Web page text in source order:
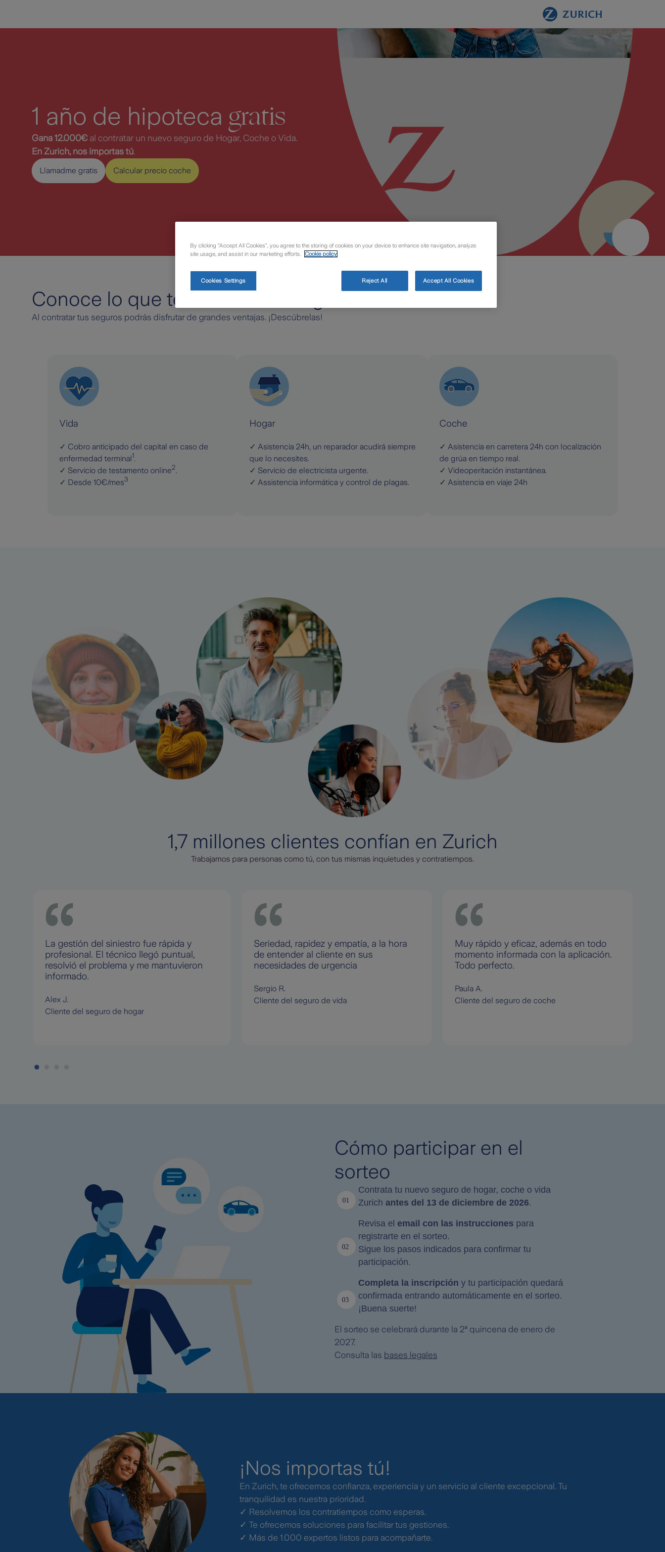
1 año de hipoteca gratis
Gana 12.000€ al contratar un nuevo seguro de Hogar, Coche o Vida.
En Zurich, nos importas tú.
Llamadme gratis Calcular precio coche
Conoce lo que te ofrecen los seguros Zurich
Al contratar tus seguros podrás disfrutar de grandes ventajas. ¡Descúbrelas!
Vida
✓ Cobro anticipado del capital en caso de
enfermedad terminal1.
✓ Servicio de testamento online2.
✓ Desde 10€/mes3
Hogar
✓ Asistencia 24h, un reparador acudirá siempre
que lo necesites.
✓ Servicio de electricista urgente.
✓ Assistencia informática y control de plagas.
Coche
✓ Asistencia en carretera 24h con localización
de grúa en tiempo real.
✓ Videoperitación instantánea.
✓ Asistencia en viaje 24h
1,7 millones clientes confían en Zurich
Trabajamos para personas como tú, con tus mismas inquietudes y contratiempos.
La gestión del siniestro fue rápida y
profesional. El técnico llegó puntual,
resolvió el problema y me mantuvieron
informado.
Alex J.
Cliente del seguro de hogar
Seriedad, rapidez y empatía, a la hora
de entender al cliente en sus
necesidades de urgencia
Sergio R.
Cliente del seguro de vida
Muy rápido y eficaz, además en todo
momento informada con la aplicación.
Todo perfecto.
Paula A.
Cliente del seguro de coche
Cómo participar en el
sorteo
Contrata tu nuevo seguro de hogar, coche o vida
Zurich antes del 13 de diciembre de 2026.
Revisa el email con las instrucciones para
registrarte en el sorteo.
Sigue los pasos indicados para confirmar tu
participación.
Completa la inscripción y tu participación quedará
confirmada entrando automáticamente en el sorteo.
¡Buena suerte!
El sorteo se celebrará durante la 2ª quincena de enero de
2027.
Consulta las bases legales
¡Nos importas tú!
En Zurich, te ofrecemos confianza, experiencia y un servicio al cliente excepcional. Tu
tranquilidad es nuestra prioridad.
✓ Resolvemos los contratiempos como esperas.
✓ Te ofrecemos soluciones para facilitar tus gestiones.
✓ Más de 1.000 expertos listos para acompañarte.
By clicking “Accept All Cookies”, you agree to the storing of cookies on your device to enhance site navigation, analyze
site usage, and assist in our marketing efforts.
Cookie policy
Cookies Settings Reject All Accept All Cookies